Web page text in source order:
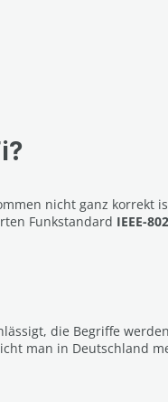
nicht ganz korrekt
Funkstandard IEEE-
die Begriffe
man in Deutschland